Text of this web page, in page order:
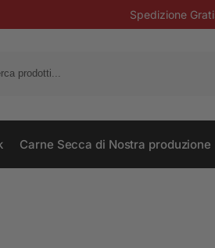
Spedizione
Carne Secca di Nostra produzione